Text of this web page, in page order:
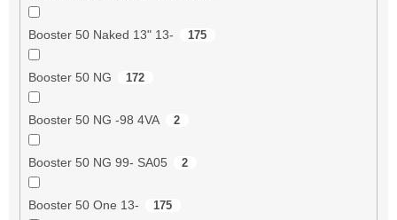
Booster 50 Naked 13" 13- 175
Booster 50 NG 172
Booster 50 NG -98 4VA 2
Booster 50 NG 99- SA05 2
Booster 50 One 13- 175